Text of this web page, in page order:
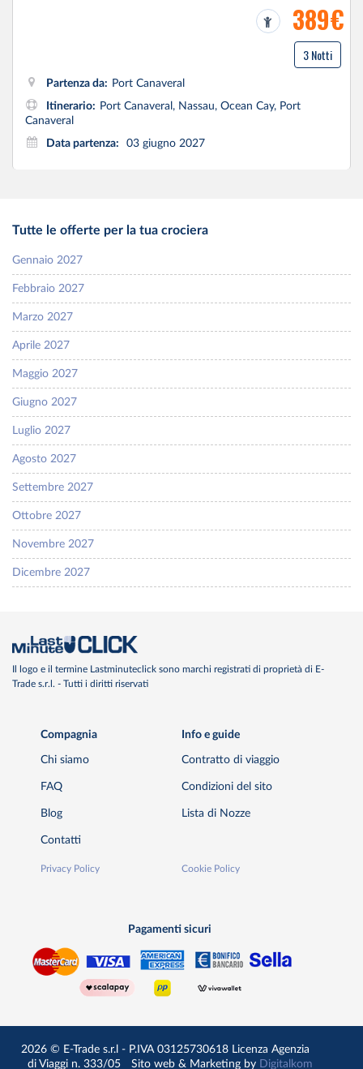
389€
3 Notti
Partenza da: Port Canaveral
Itinerario: Port Canaveral, Nassau, Ocean Cay, Port
Canaveral
Data partenza:
03 giugno 2027
Tutte le offerte per la tua crociera
Gennaio 2027
Febbraio 2027
Marzo 2027
Aprile 2027
Maggio 2027
Giugno 2027
Luglio 2027
Agosto 2027
Settembre 2027
Ottobre 2027
Novembre 2027
Dicembre 2027
Il logo e il termine Lastminuteclick sono marchi registrati di proprietà di E-
Trade s.r.l. - Tutti i diritti riservati
Compagnia
Chi siamo
FAQ
Blog
Contatti
Privacy Policy
Info e guide
Contratto di viaggio
Condizioni del sito
Lista di Nozze
Cookie Policy
Pagamenti sicuri
2026 © E-Trade s.r.l - P.IVA 03125730618 Licenza Agenzia
di Viaggi n. 333/05
Sito web & Marketing by Digitalkom